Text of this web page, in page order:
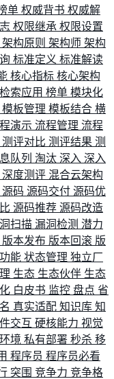
单 权威背书 权威解
权限继承 权限设置
架构原则 架构师 架构
标准定义 标准解读
核心指标 核心架构
检索应用 榜单 模块化
模板管理 模板结合 横
演示 流程管理 流程
测评对比 测评结果 测
队列 淘汰 深入 深入
深度测评 混合云架构
源码 源码交付 源码优
源码推荐 源码改造
扫描 漏洞检测 潜力
版本发布 版本回滚 版
能 状态管理 独立厂
生态 生态伙伴 生态
白皮书 监控 盘点 省
真实适配 知识库 知
交互 硬核能力 视觉
境 私有部署 秒杀 移
程序员 程序员必看
突围 竞争力 竞争格